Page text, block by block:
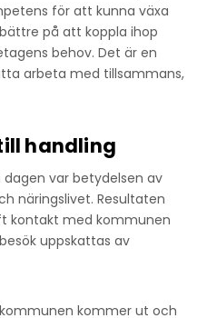
för att kunna växa
på att koppla ihop
behov. Det är en
arbeta med tillsammans,
handling
var betydelsen av
näringslivet. Resultaten
kontakt med kommunen
uppskattas av
kommer ut och